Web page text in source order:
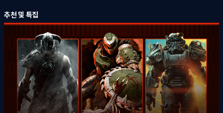
2026-08-06
2026-08-06 [드래곤즈 도그마 2: 다크 어리즌 한국어판] 예약판매 안내
2026-08-06 일부 금융기관 점검으로 인한 결제 시스템 이용 제한 안내
추천 및 특집